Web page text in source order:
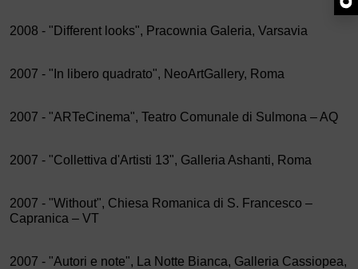
2008 - "Different looks", Pracownia Galeria, Varsavia
2007 - "In libero quadrato", NeoArtGallery, Roma
2007 - "ARTeCinema", Teatro Comunale di Sulmona – AQ
2007 - "Collettiva d'Artisti 13", Galleria Ashanti, Roma
2007 - "Without", Chiesa Romanica di S. Francesco –
Capranica – VT
2007 - "Autori e note", La Notte Bianca, Galleria Cassiopea,